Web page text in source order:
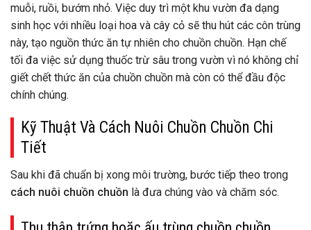
muỗi, ruồi, bướm nhỏ. Việc duy trì một khu vườn đa dạng
sinh học với nhiều loại hoa và cây cỏ sẽ thu hút các côn trùng
này, tạo nguồn thức ăn tự nhiên cho chuồn chuồn. Hạn chế
tối đa việc sử dụng thuốc trừ sâu trong vườn vì nó không chỉ
giết chết thức ăn của chuồn chuồn mà còn có thể đầu độc
chính chúng.
Kỹ Thuật Và Cách Nuôi Chuồn Chuồn Chi
Tiết
Sau khi đã chuẩn bị xong môi trường, bước tiếp theo trong
cách nuôi chuồn chuồn là đưa chúng vào và chăm sóc.